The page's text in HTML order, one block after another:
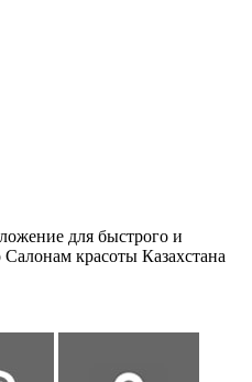
для быстрого и
красоты Казахстана